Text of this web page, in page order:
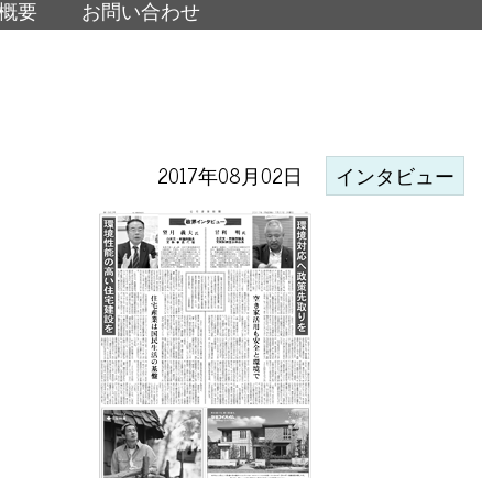
要 お問い合わせ
2017年08月02日 インタビュー